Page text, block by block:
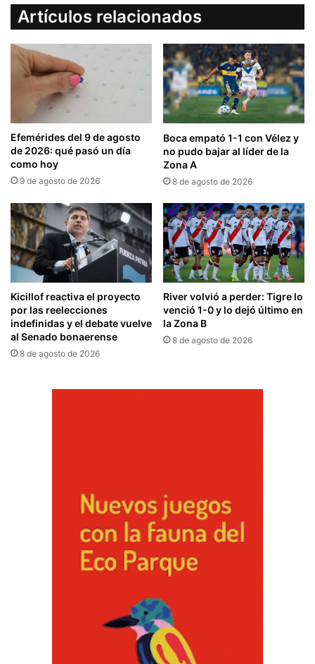
Artículos relacionados
Efemérides del 9 de agosto
de 2026: qué pasó un día
como hoy
9 de agosto de 2026
Boca empató 1-1 con Vélez y
no pudo bajar al líder de la
Zona A
8 de agosto de 2026
Kicillof reactiva el proyecto
por las reelecciones
indefinidas y el debate vuelve
al Senado bonaerense
8 de agosto de 2026
River volvió a perder: Tigre lo
venció 1-0 y lo dejó último en
la Zona B
8 de agosto de 2026